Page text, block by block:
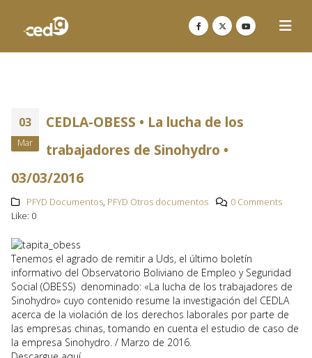
03
Mar
CEDLA-OBESS • La lucha de los
trabajadores de Sinohydro •
03/03/2016
PFYD Documentos, PFYD Otros documentos
0 Comments
Like: 0
Tenemos el agrado de remitir a Uds, el último boletín
informativo del Observatorio Boliviano de Empleo y Seguridad
Social (OBESS) denominado: «La lucha de los trabajadores de
Sinohydro» cuyo contenido resume la investigación del CEDLA
acerca de la violación de los derechos laborales por parte de
las empresas chinas, tomando en cuenta el estudio de caso de
la empresa Sinohydro. / Marzo de 2016.